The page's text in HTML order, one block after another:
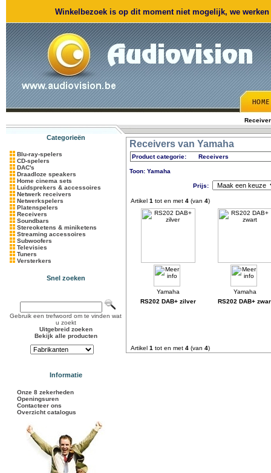
Winkelbezoek is op dit moment niet mogelijk, we
Categorieën
Blu-ray-spelers
CD-spelers
DAC's
Draadloze speakers
Home cinema sets
Luidsprekers & accessoires
Netwerk receivers
Netwerkspelers
Platenspelers
Receivers
Soundbars
Stereoketens & miniketens
Streaming accessoires
Subwoofers
Televisies
Tuners
Versterkers
Snel zoeken
Gebruik een trefwoord om te vinden wat
u zoekt
Uitgebreid zoeken
Bekijk alle producten
Informatie
Onze 8 zekerheden
Openingsuren
Contacteer ons
Overzicht catalogus
Receivers van Yamaha
Product categorie: Receivers
Toon: Yamaha
Prijs:
Artikel 1 tot en met 4 (van 4)
RS202 DAB+ zilver RS202 DAB+
Artikel 1 tot en met 4 (van 4)